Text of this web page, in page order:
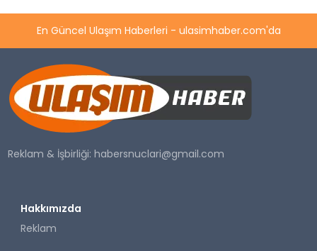
En Güncel Ulaşım Haberleri - ulasimhaber.com'da
Reklam & İşbirliği:habersnuclari@gmail.com
Hakkımızda
Reklam